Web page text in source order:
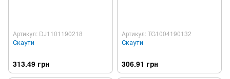
Артикул: DJ1101190218
Скаути
313.49 грн
Артикул: TG1004190132
Скаути
306.91 грн